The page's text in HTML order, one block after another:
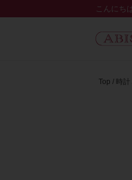
こんにち
Top 時計